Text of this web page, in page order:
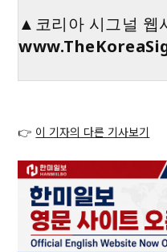
▲코리아 시그널 웹
👉 이 기자의 다른 기사보기